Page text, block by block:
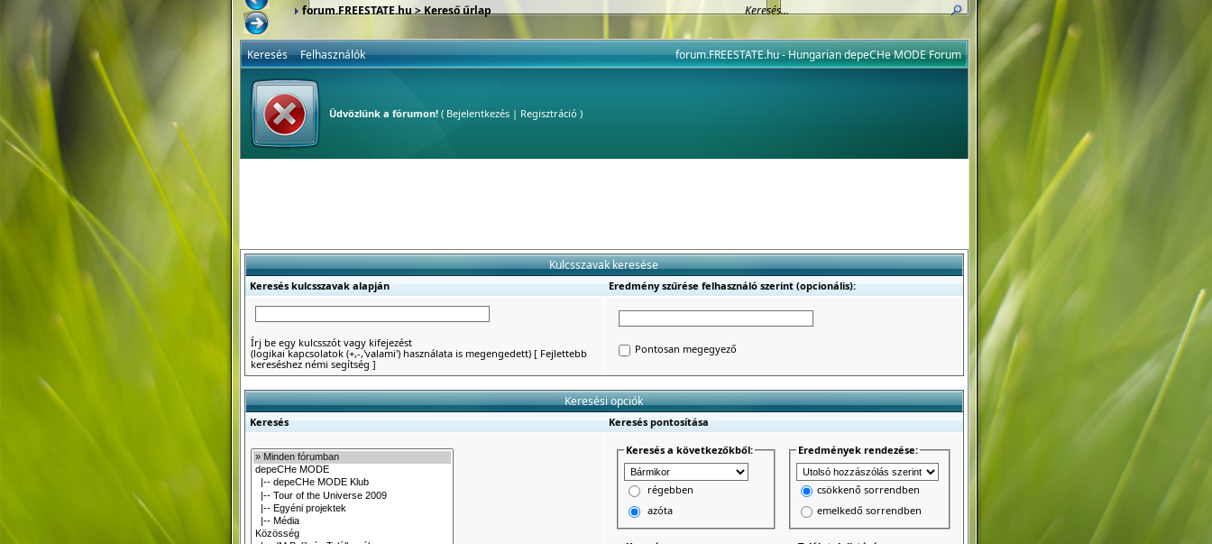
forum.FREESTATE.hu> Kereső űrlap
forum.FREESTATE.hu - Hungarian depeCHe MODE Forum
Keresés Felhasználók
Üdvözlünk a fórumon!( Bejelentkezés| Regisztráció )
Kulcsszavak keresése
Keresés kulcsszavak alapján Eredmény szűrése felhasználó szerint (opcionális):
Írj be egy kulcsszót vagy kifejezést
(logikai kapcsolatok (+,-,'valami') használata is megengedett)[ Fejlettebb
kereséshez némi segítség ]
Pontosan megegyező
Keresési opciók
Keresés Keresés pontosítása
Keresés a következőkből:
régebben
azóta
Eredmények rendezése:
csökkenő sorrendben
emelkedő sorrendben